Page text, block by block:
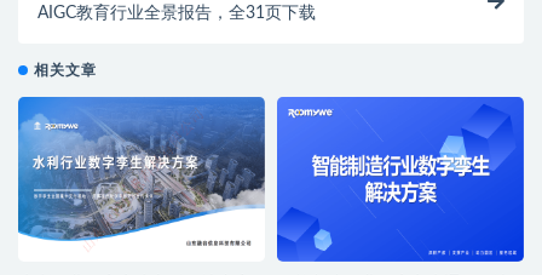
AIGC教育行业全景报告，全31页下载
相关文章